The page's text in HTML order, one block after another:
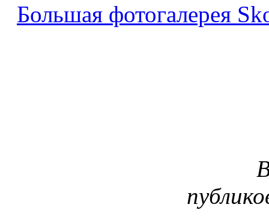
Большая фотогалерея